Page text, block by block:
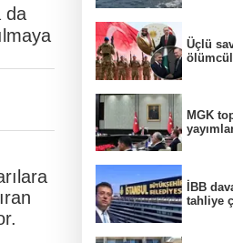
da
Üçlü
MGK
İBB
tahliye